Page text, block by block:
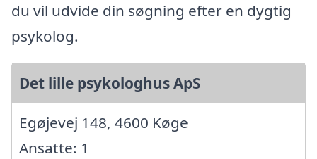
du vil udvide din søgning efter en dygtig
psykolog.
Det lille psykologhus ApS
Egøjevej 148, 4600 Køge
Ansatte: 1